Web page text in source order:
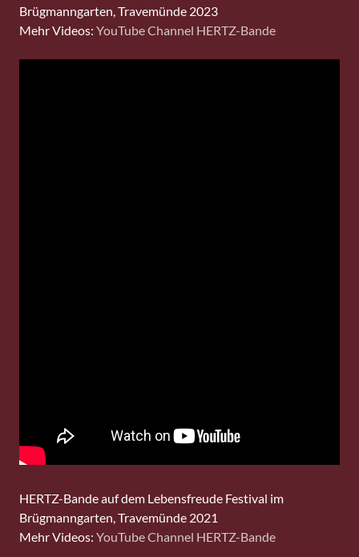
Brügmanngarten, Travemünde 2023
Mehr Videos: YouTube Channel HERTZ-Bande
HERTZ-Bande auf dem Lebensfreude Festival im
Brügmanngarten, Travemünde 2021
Mehr Videos: YouTube Channel HERTZ-Bande